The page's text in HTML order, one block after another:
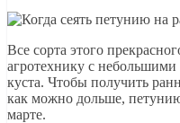
Все сорта этого
агротехнику с
куста. Чтобы получить
как можно дольше,
марте.